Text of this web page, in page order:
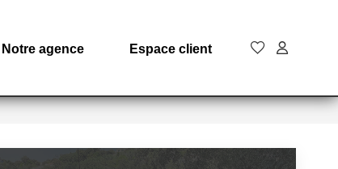
Notre agence Espace client